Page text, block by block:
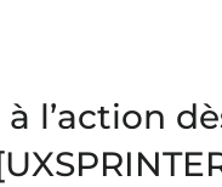
l’action